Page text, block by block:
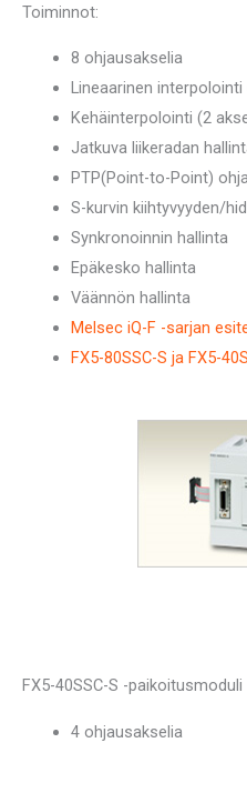
Toiminnot:
8 ohjausakselia
Lineaarinen interpolointi
Kehäinterpolointi (2
Jatkuva liikeradan
PTP(Point-to-Point)
S-kurvin kiihtyvyyden/
Synkronoinnin hallinta
Epäkesko hallinta
Väännön hallinta
Melsec iQ-F -sarjan
FX5-80SSC-S ja FX5-
FX5-40SSC-S -paikoitusmoduli
4 ohjausakselia